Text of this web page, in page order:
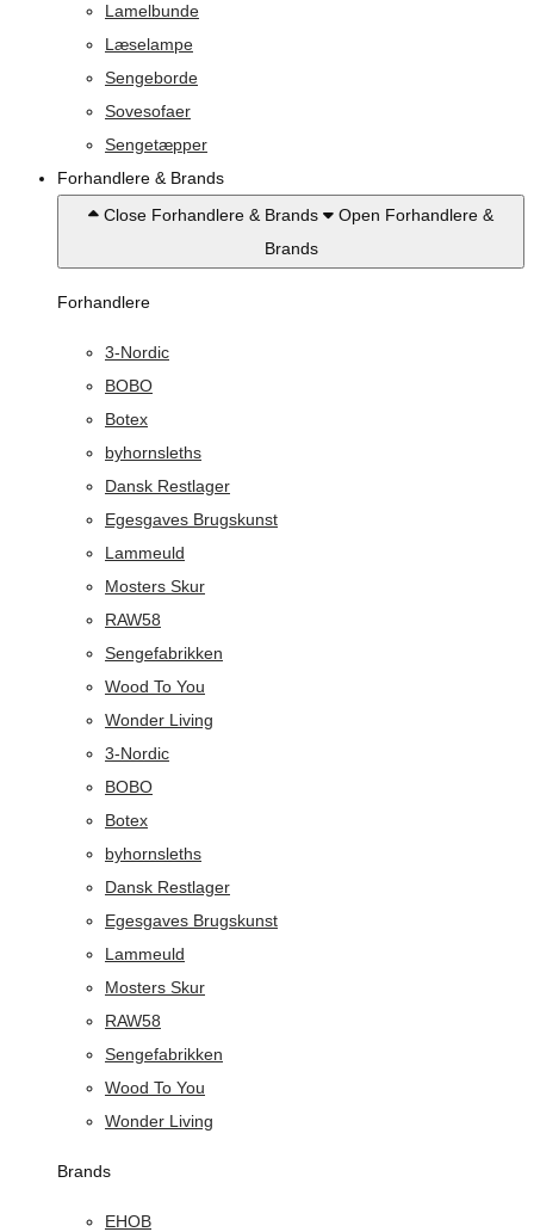
Lamelbunde
Læselampe
Sengeborde
Sovesofaer
Sengetæpper
Forhandlere & Brands
Close Forhandlere & Brands
Open Forhandlere &
Brands
Forhandlere
3-Nordic
BOBO
Botex
byhornsleths
Dansk Restlager
Egesgaves Brugskunst
Lammeuld
Mosters Skur
RAW58
Sengefabrikken
Wood To You
Wonder Living
3-Nordic
BOBO
Botex
byhornsleths
Dansk Restlager
Egesgaves Brugskunst
Lammeuld
Mosters Skur
RAW58
Sengefabrikken
Wood To You
Wonder Living
Brands
EHOB